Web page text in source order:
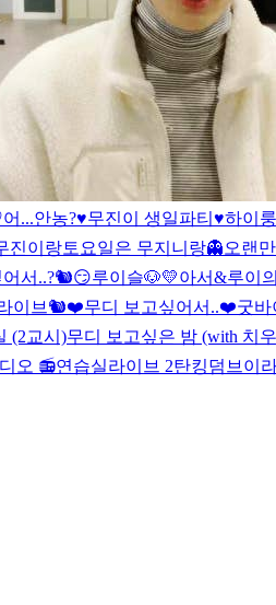
어...안농?♥무진이 생일파티♥하이룽
진이랑토요일은 무지니랑👻오랜
어서..?🐿😏루이슬🐶💛아서&루이
라이브🐿❤무디 보고싶어서..❤굿바
(2교시)무디 보고싶은 밤 (with 치
오 📻연습실라이브 2탄킹덤브이